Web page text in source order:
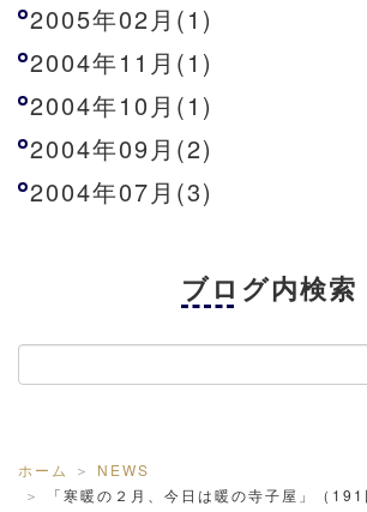
2005年02月(1)
2004年11月(1)
2004年10月(1)
2004年09月(2)
2004年07月(3)
ブログ内検索
ホーム
NEWS
「寒暖の２月、今日は暖の寺子屋」（191